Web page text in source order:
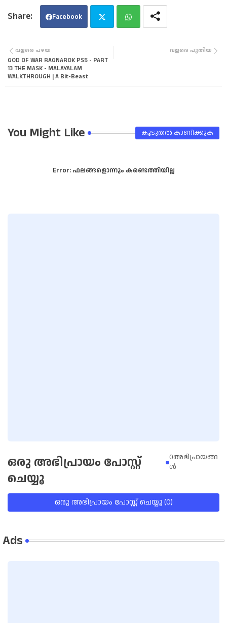
Facebook
tter
വളരെ പുതിയ
വളരെ പഴയ
GOD OF WAR RAGNAROK PS5 - PART
13 THE MASK - MALAYALAM
WALKTHROUGH | A Bit-Beast
You Might Like കൂടുതൽ‍ കാണിക്കുക
Error:ഫലങ്ങളൊന്നും കണ്ടെത്തിയില്ല
ഒരു അഭിപ്രായം പോസ്റ്റ്
ചെയ്യൂ
0അഭിപ്രായങ്ങ
ള്‍
ഒരു അഭിപ്രായം പോസ്റ്റ് ചെയ്യൂ (0)
Ads